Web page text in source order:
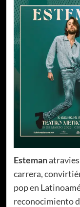
Esteman
carrera,
pop en
reconocimiento